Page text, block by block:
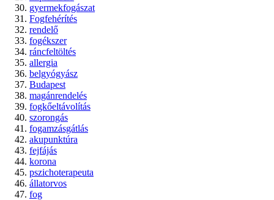
gyermekfogászat
Fogfehérítés
rendelő
fogékszer
ráncfeltöltés
allergia
belgyógyász
Budapest
magánrendelés
fogkőeltávolítás
szorongás
fogamzásgátlás
akupunktúra
fejfájás
korona
pszichoterapeuta
állatorvos
fog